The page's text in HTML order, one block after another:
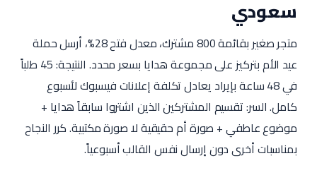
سعودي
متجر صغير بقائمة 800 مشترك، معدل فتح 28%، أرسل حملة
عيد الأم بتركيز على مجموعة هدايا بسعر محدد. النتيجة: 45 طلباً
في 48 ساعة بإيراد يعادل تكلفة إعلانات فيسبوك لأسبوع
كامل. السر: تقسيم المشتركين الذين اشتروا سابقاً هدايا +
موضوع عاطفي + صورة أم حقيقية لا صورة مكتبية. كرر النجاح
بمناسبات أخرى دون إرسال نفس القالب أسبوعياً.